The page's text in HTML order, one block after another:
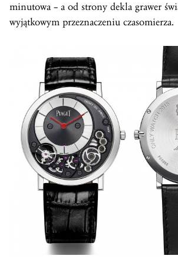
minutowa – a od strony dekla grawer
wyjątkowym przeznaczeniu czasomierza.